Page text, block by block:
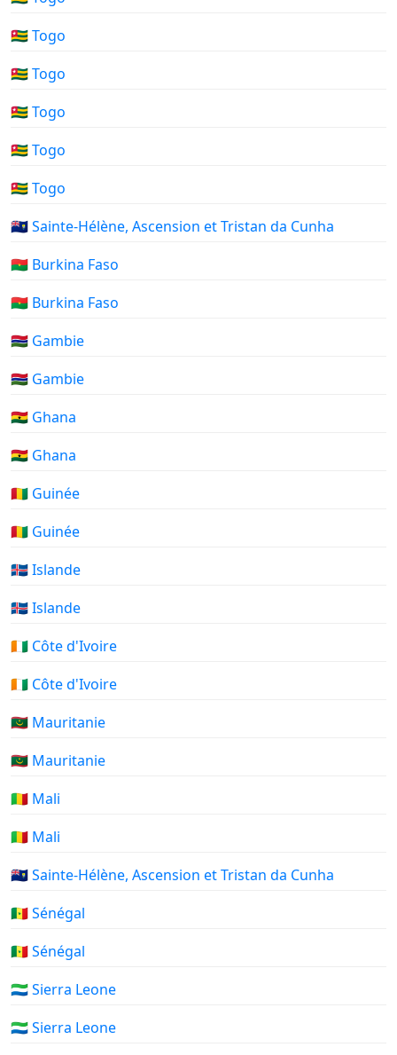
🇹🇬 Togo
🇹🇬 Togo
🇹🇬 Togo
🇹🇬 Togo
🇹🇬 Togo
🇸🇭 Sainte-Hélène, Ascension et Tristan da Cunha
🇧🇫 Burkina Faso
🇧🇫 Burkina Faso
🇬🇲 Gambie
🇬🇲 Gambie
🇬🇭 Ghana
🇬🇭 Ghana
🇬🇳 Guinée
🇬🇳 Guinée
🇮🇸 Islande
🇮🇸 Islande
🇨🇮 Côte d'Ivoire
🇨🇮 Côte d'Ivoire
🇲🇷 Mauritanie
🇲🇷 Mauritanie
🇲🇱 Mali
🇲🇱 Mali
🇸🇭 Sainte-Hélène, Ascension et Tristan da Cunha
🇸🇳 Sénégal
🇸🇳 Sénégal
🇸🇱 Sierra Leone
🇸🇱 Sierra Leone